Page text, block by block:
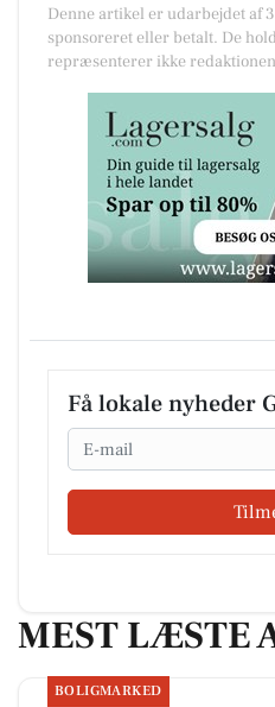
Denne artikel er udarbejdet af
sponsoreret eller betalt. De
repræsenterer ikke
Få lokale nyheder
Email
MEST LÆSTE
BOLIGMARKED